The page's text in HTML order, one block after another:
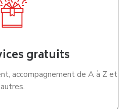
gratuits
accompagnement de A à Z et
autres.